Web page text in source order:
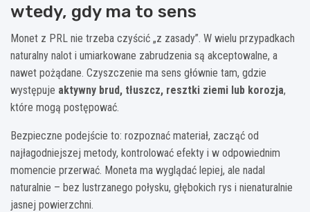
wtedy, gdy ma to sens
Monet z PRL nie trzeba czyścić „z zasady”. W wielu przypadkach
naturalny nalot i umiarkowane zabrudzenia są akceptowalne, a
nawet pożądane. Czyszczenie ma sens głównie tam, gdzie
występuje aktywny brud, tłuszcz, resztki ziemi lub korozja,
które mogą postępować.
Bezpieczne podejście to: rozpoznać materiał, zacząć od
najłagodniejszej metody, kontrolować efekty i w odpowiednim
momencie przerwać. Moneta ma wyglądać lepiej, ale nadal
naturalnie – bez lustrzanego połysku, głębokich rys i nienaturalnie
jasnej powierzchni.